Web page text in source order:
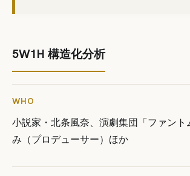
5W1H 構造化分析
WHO
小説家・北条風奈、演劇集団「ファント
み（プロデューサー）ほか